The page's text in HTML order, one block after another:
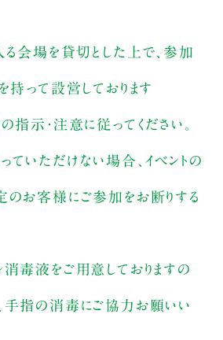
る会場を貸切とした上で、参加
持って設営しております
指示・注意に従ってください。
ていただけない場合、イベントの
のお客様にご参加をお断りする
消毒液をご用意しておりますの
手指の消毒にご協力お願いい